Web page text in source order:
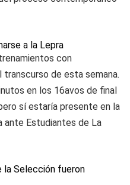
a la Lepra
con
transcurso de esta semana.
en los 16avos de final
sí estaría presente en la
ante Estudiantes de La
la Selección fueron